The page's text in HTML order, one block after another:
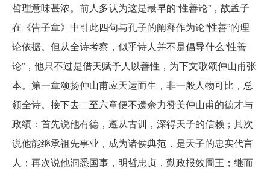
哲理意味甚浓。前人多认为这是最早的“性善论”，故孟子
在《告子章》中引此四句与孔子的阐释作为论“性善”的理
论依据。但从全诗考察，似乎诗人并不是倡导什么“性善
论”，他只不过是借天赋予人以善性，为下文歌颂仲山甫张
本。第一章颂扬仲山甫应天运而生，非一般人物可比，总
领全诗。接下去二至六章便不遗余力赞美仲山甫的德才与
政绩：首先说他有德，遵从古训，深得天子的信赖；其次
说他能继承祖先事业，成为诸侯典范，是天子的忠实代言
人；再次说他洞悉国事，明哲忠贞，勤政报效周王；继而